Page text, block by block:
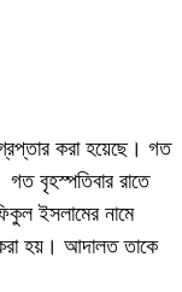
করা হয়েছে। গত
গত বৃহস্পতিবার রাতে
ইসলামের নামে
হয়। আদালত তাকে